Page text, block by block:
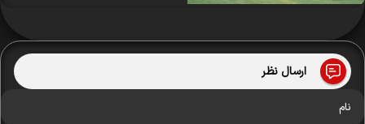
ارسال نظر